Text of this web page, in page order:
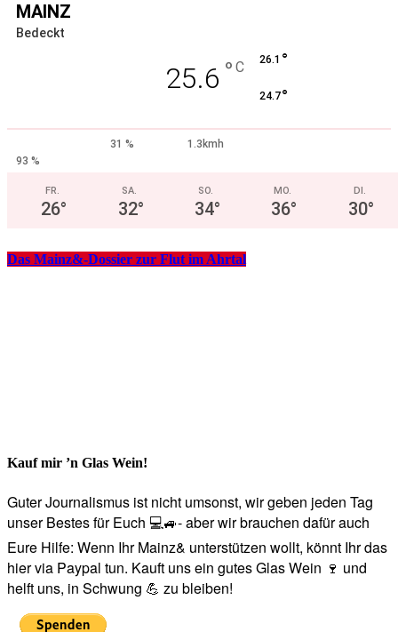
MAINZ
Bedeckt
25.6 ° C 26.1 °
24.7°
31 %
1.3kmh
93 %
FR.
26°
SA.
32°
SO.
34°
MO.
36°
DI.
30°
Das Mainz&-Dossier zur Flut im Ahrtal
Kauf mir ’n Glas Wein!
Guter Journalismus ist nicht umsonst, wir geben jeden Tag
unser Bestes für Euch 💻🚙- aber wir brauchen dafür auch
Eure Hilfe: Wenn Ihr Mainz& unterstützen wollt, könnt Ihr das
hier via Paypal tun. Kauft uns ein gutes Glas Wein 🍷 und
helft uns, in Schwung 💪 zu bleiben!